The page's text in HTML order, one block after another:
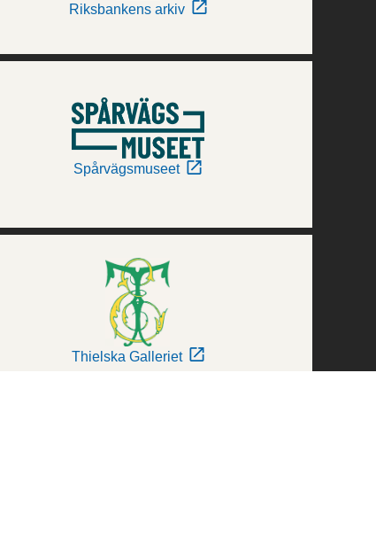
Riksbankens arkiv
Spårvägsmuseet
Thielska Galleriet